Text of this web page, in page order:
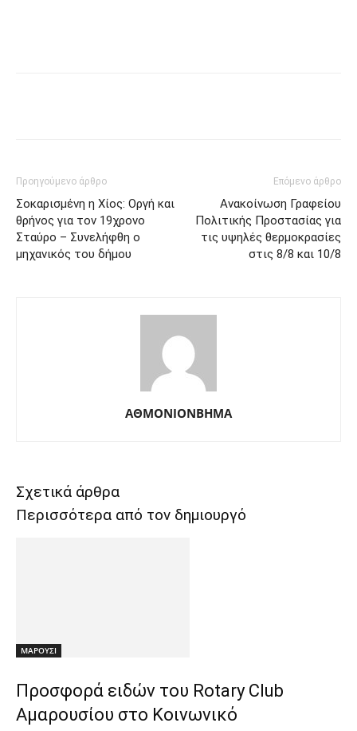
Προηγούμενο άρθρο
Σοκαρισμένη η Χίος: Οργή και
θρήνος για τον 19χρονο
Σταύρο – Συνελήφθη ο
μηχανικός του δήμου
Επόμενο άρθρο
Ανακοίνωση Γραφείου
Πολιτικής Προστασίας για
τις υψηλές θερμοκρασίες
στις 8/8 και 10/8
ΑΘΜΟΝΙΟΝΒΗΜΑ
Σχετικά άρθρα
Περισσότερα από τον δημιουργό
ΜΑΡΟΥΣΙ
Προσφορά ειδών του Rotary Club
Αμαρουσίου στο Κοινωνικό